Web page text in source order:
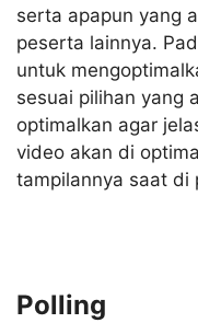
serta apapun yang
peserta lainnya.
untuk
sesuai pilihan yang
optimalkan agar
video akan di
tampilannya saat di
Polling